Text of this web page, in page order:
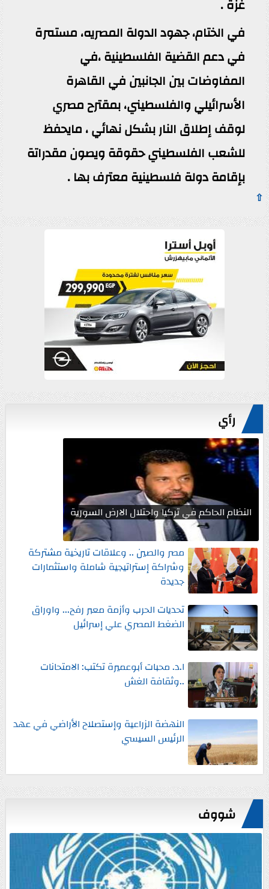
غزة .
في الختام، جهود الدولة المصريه، مستمرة
في دعم القضية الفلسطينية ،في
المفاوضات بين الجانبين في القاهرة
الأسرائيلي والفلسطيني، بمقترح مصري
لوقف إطلاق النار بشكل نهائي ، مايحفظ
للشعب الفلسطيني حقوقة ويصون مقدراتة
بإقامة دولة فلسطينية معترف بها .
⇧
رأي
النظام الحاكم في تركيا واحتلال الارض السورية
مصر والصين .. وعلاقات تاريخية مشتركة
وشراكة إستراتيجية شاملة واستثمارات
جديدة
تحديات الحرب وأزمة معبر رفح... واوراق
الضغط المصري علي إسرائيل
ا.د. محبات أبوعميرة تكتب: الامتحانات
..وثقافة الغش
النهضة الزراعية وإستصلاح الأراضي في عهد
الرئيس السيسي
شووف